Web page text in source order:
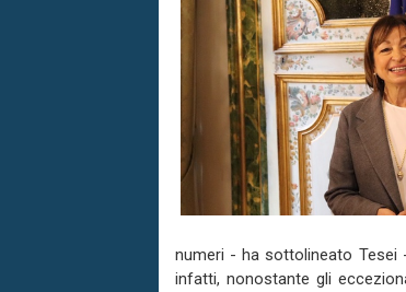
numeri - ha sottolineato Tesei
infatti, nonostante gli